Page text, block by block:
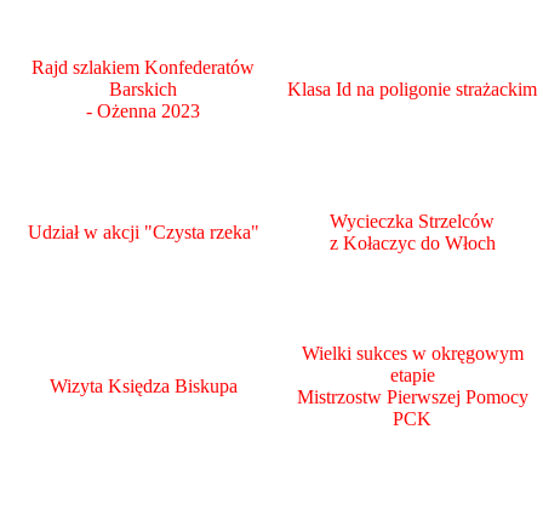
Rajd szlakiem Konfederatów
Barskich
- Ożenna 2023
Klasa Id na poligonie strażackim
Udział w akcji "Czysta rzeka"
Wycieczka Strzelców
z Kołaczyc do Włoch
Wizyta Księdza Biskupa
Wielki sukces w okręgowym
etapie
Mistrzostw Pierwszej Pomocy
PCK